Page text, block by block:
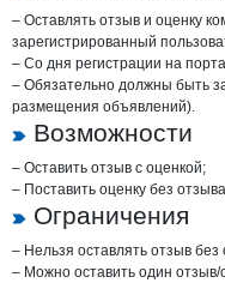
– Оставлять отзыв и оценку
зарегистрированный
– Со дня регистрации на
– Обязательно должны быть
размещения объявлений).
Возможности
– Оставить отзыв с оценкой;
– Поставить оценку без
Ограничения
– Нельзя оставлять отзыв без
– Можно оставить один